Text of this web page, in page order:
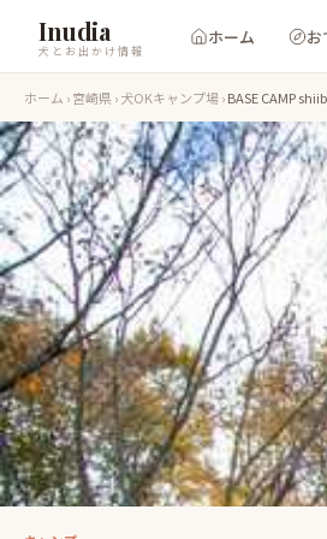
Inudia
犬とお出かけ情報
ホーム お
ホーム ›宮崎県›犬OKキャンプ場›BASE CAMP